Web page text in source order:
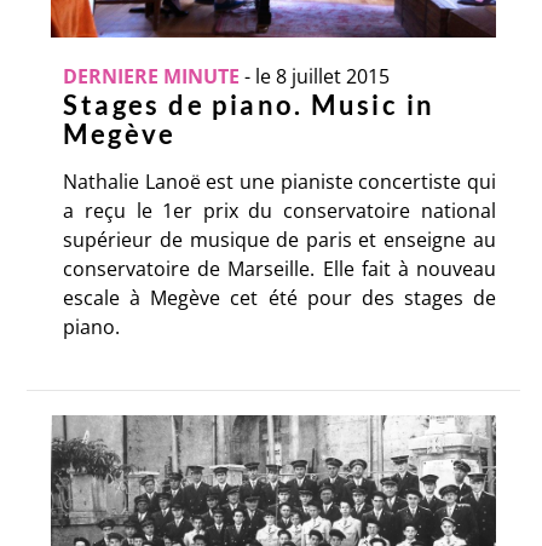
DERNIERE MINUTE - le 8 juillet 2015
Stages de piano. Music in
Megève
Nathalie Lanoë est une pianiste concertiste qui
a reçu le 1er prix du conservatoire national
supérieur de musique de paris et enseigne au
conservatoire de Marseille. Elle fait à nouveau
escale à Megève cet été pour des stages de
piano.